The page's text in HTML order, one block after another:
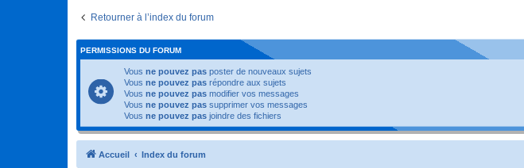
Retourner à l’index du forum
PERMISSIONS DU FORUM
Vous ne pouvez pas poster de nouveaux sujets
Vous ne pouvez pas répondre aux sujets
Vous ne pouvez pas modifier vos messages
Vous ne pouvez pas supprimer vos messages
Vous ne pouvez pas joindre des fichiers
Accueil Index du forum